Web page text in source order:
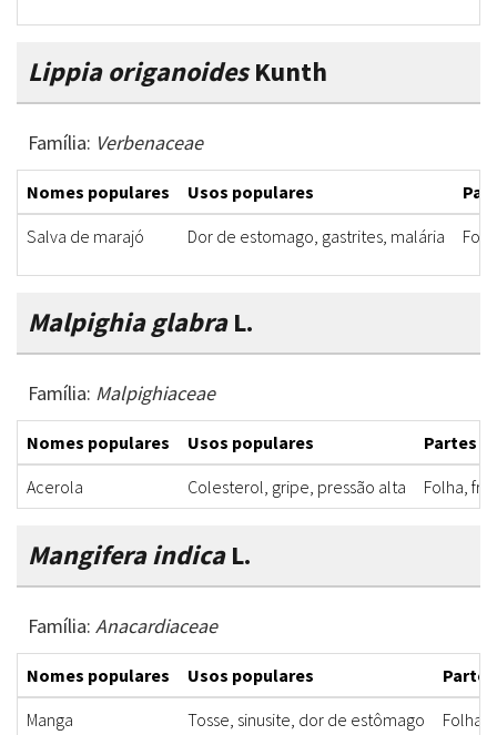
Lippia origanoidesKunth
Família: Verbenaceae
Nomes populares Usos populares
Salva de marajó
Dor de estomago, gastrites, malária
Malpighia glabraL.
Família: Malpighiaceae
Nomes populares Usos populares
Partes
Acerola
Colesterol, gripe, pressão alta Folha,
Mangifera indicaL.
Família: Anacardiaceae
Nomes populares Usos populares
Manga
Tosse, sinusite, dor de estômago Folha